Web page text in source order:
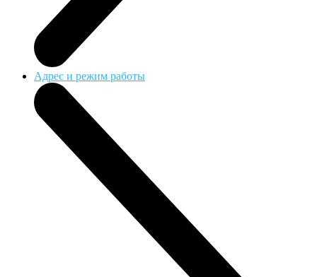
Адрес и режим работы